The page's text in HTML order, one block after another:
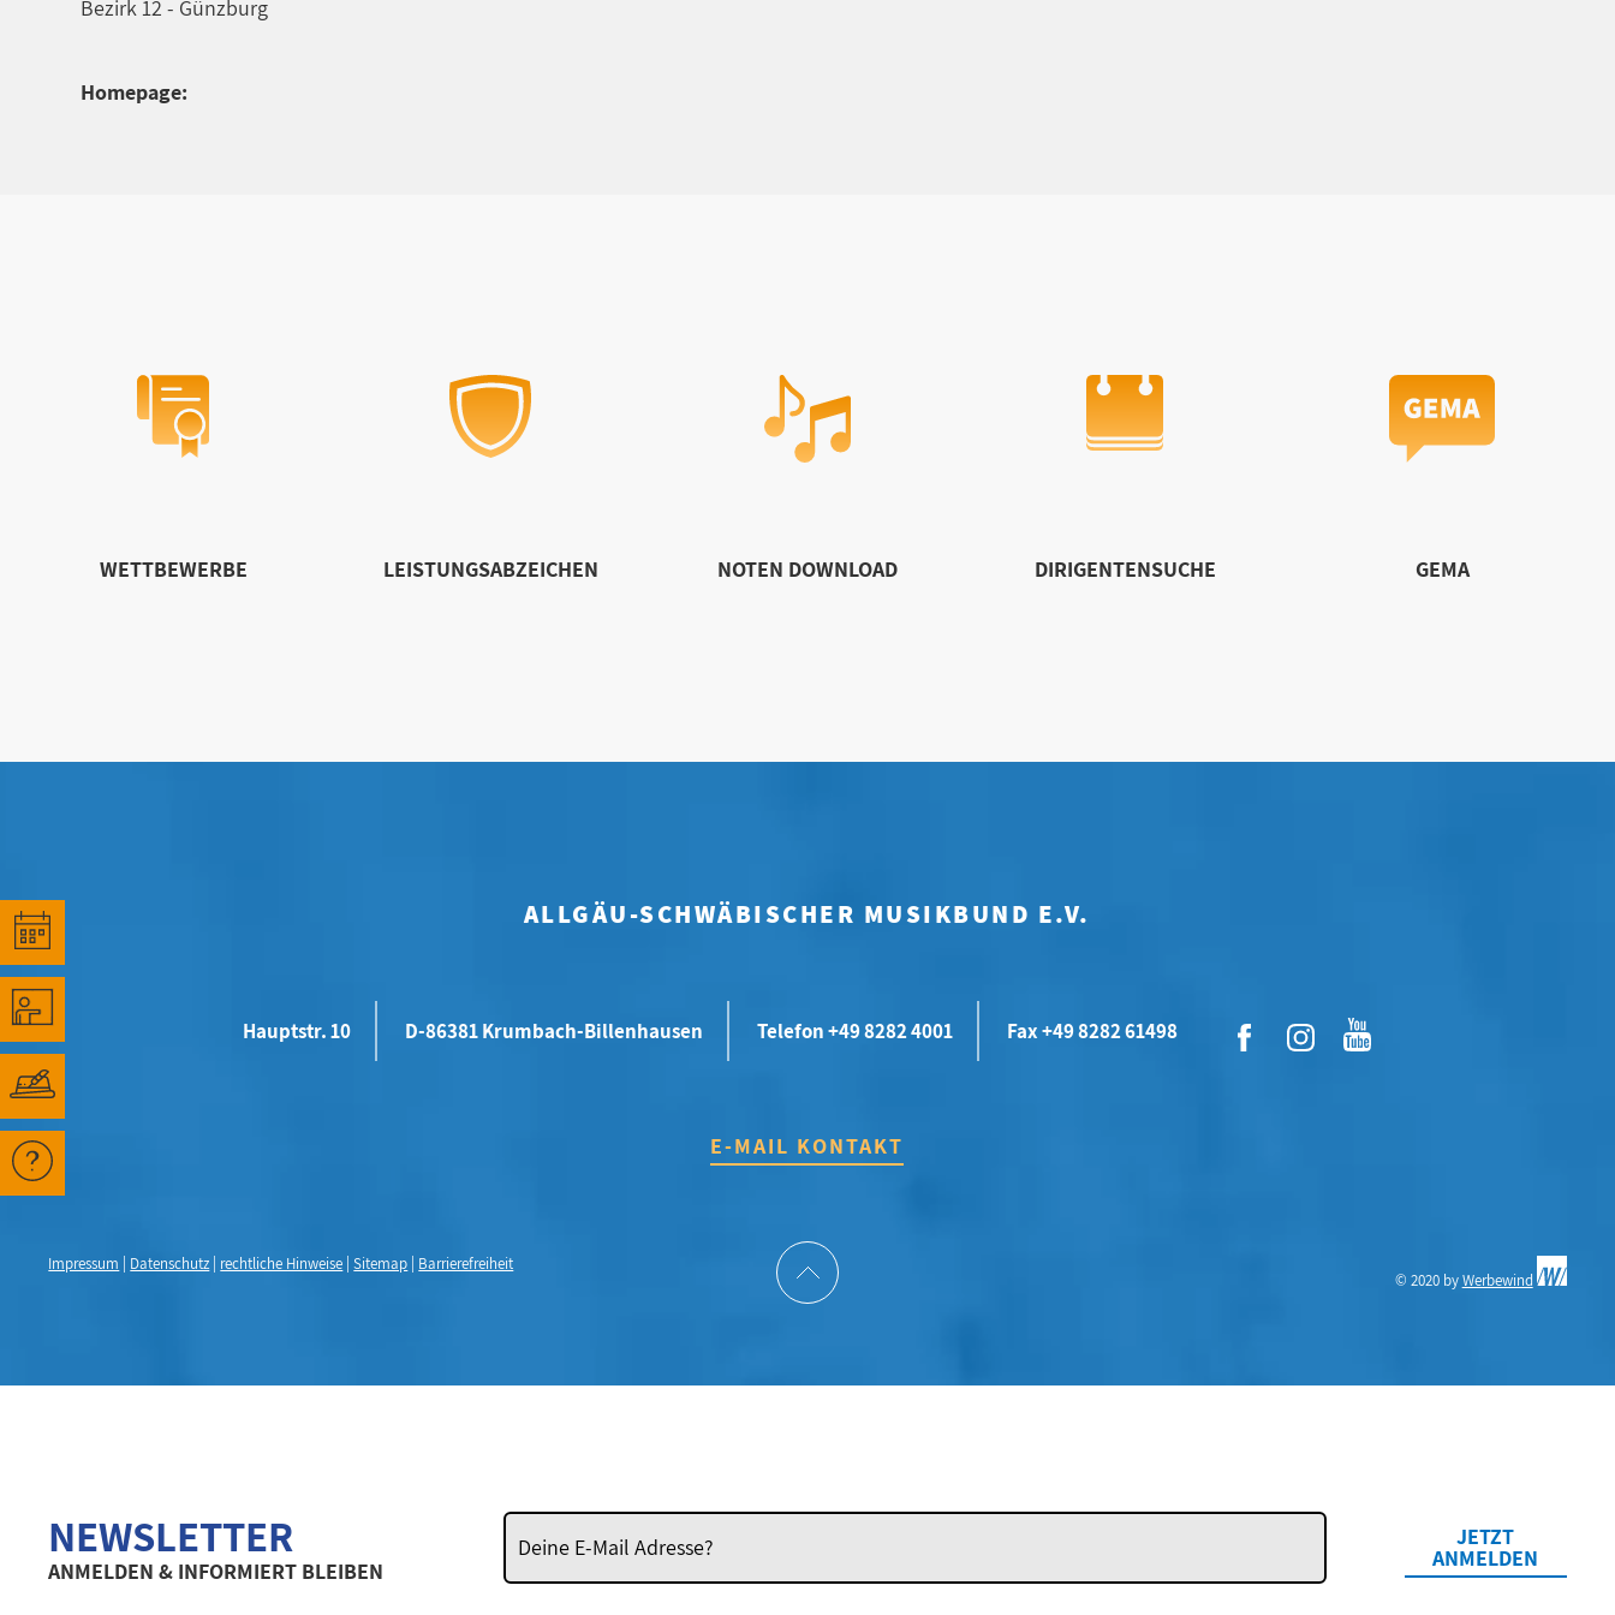
Bezirk 12 - Günzburg
Homepage:
WETTBEWERBE LEISTUNGSABZEICHEN NOTEN DOWNLOAD DIRIGENTENSUCHE GEMA
ALLGÄU-SCHWÄBISCHER MUSIKBUND E.V.
Hauptstr. 10 D-86381 Krumbach-Billenhausen Telefon +49 8282 4001 Fax +49 8282 61498
E-MAIL KONTAKT
Impressum Datenschutz rechtliche Hinweise |Sitemap Barrierefreiheit
© 2020 byWerbewind
NEWSLETTER
ANMELDEN & INFORMIERT BLEIBEN
JETZT
ANMELDEN